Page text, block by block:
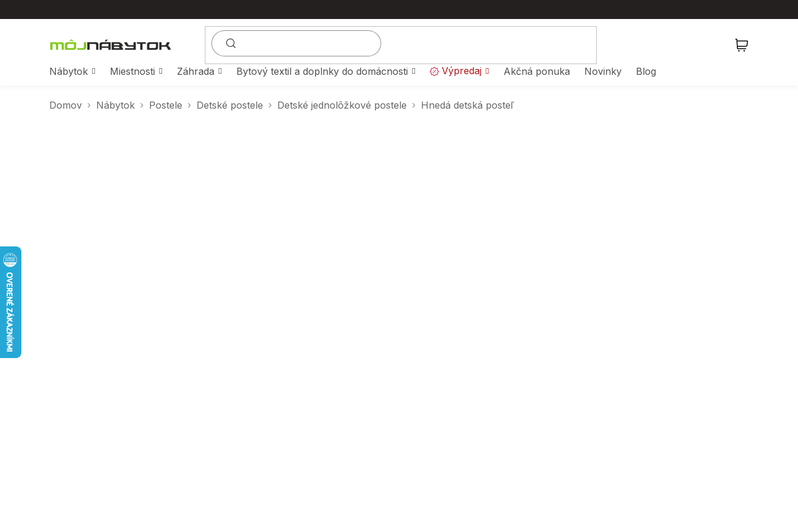
na
Nábytok
Miestnosti Záhrada Bytový textil a doplnky do domácnosti Výpredaj Akčná ponuka Novinky Blog
Domov Nábytok Postele Detské postele Detské jednolôžkové postele Hnedá detská posteľ